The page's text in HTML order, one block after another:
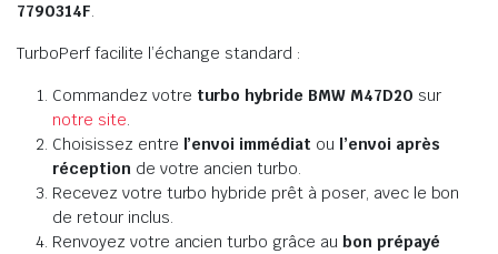
7790314F.
TurboPerf facilite l’échange standard :
Commandez votre turbo hybride BMW M47D20 sur
notre site.
Choisissez entre l’envoi immédiat ou l’envoi après
réceptionde votre ancien turbo.
Recevez votre turbo hybride prêt à poser, avec le bon
de retour inclus.
Renvoyez votre ancien turbo grâce au bon prépayé